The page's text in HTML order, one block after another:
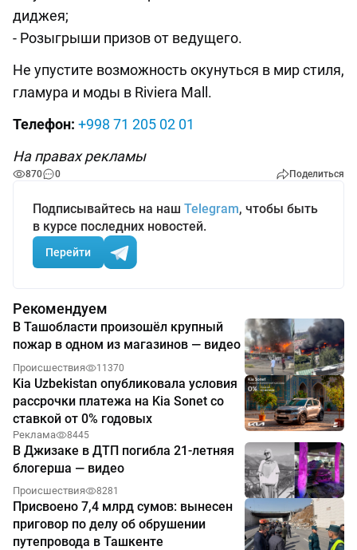
диджея;
- Розыгрыши призов от ведущего.
Не упустите возможность окунуться в мир стиля,
гламура и моды в Riviera Mall.
Телефон: +998 71 205 02 01
На правах рекламы
870 0 Поделиться
Подписывайтесь на наш Telegram, чтобы быть
в курсе последних новостей.
Перейти
Рекомендуем
В Ташобласти произошёл крупный
пожар в одном из магазинов — видео
Происшествия 11370
Kia Uzbekistan опубликовала условия
рассрочки платежа на Kia Sonet со
ставкой от 0% годовых
Реклама 8445
В Джизаке в ДТП погибла 21-летняя
блогерша — видео
Происшествия 8281
Присвоено 7,4 млрд сумов: вынесен
приговор по делу об обрушении
путепровода в Ташкенте